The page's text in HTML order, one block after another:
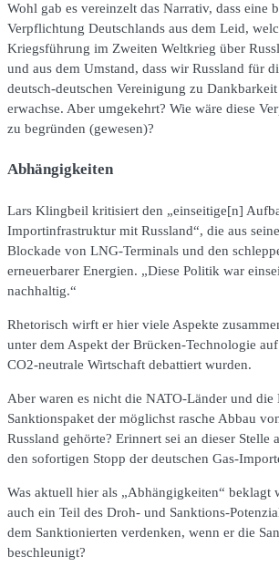
Wohl gab es vereinzelt das Narrativ, dass eine
Verpflichtung Deutschlands aus dem Leid,
Kriegsführung im Zweiten Weltkrieg über
und aus dem Umstand, dass wir Russland für
deutsch-deutschen Vereinigung zu
erwachse. Aber umgekehrt? Wie wäre diese
zu begründen (gewesen)?
Abhängigkeiten
Lars Klingbeil kritisiert den „einseitige[n]
Importinfrastruktur mit Russland“, die aus
Blockade von LNG-Terminals und den
erneuerbarer Energien. „Diese Politik war
nachhaltig.“
Rhetorisch wirft er hier viele Aspekte
unter dem Aspekt der Brücken-Technologie
CO2-neutrale Wirtschaft debattiert wurden.
Aber waren es nicht die NATO-Länder und die
Sanktionspaket der möglichst rasche Abbau
Russland gehörte? Erinnert sei an dieser Stelle
den sofortigen Stopp der deutschen Gas-
Was aktuell hier als „Abhängigkeiten“ beklagt
auch ein Teil des Droh- und Sanktions-
dem Sanktionierten verdenken, wenn er die
beschleunigt?